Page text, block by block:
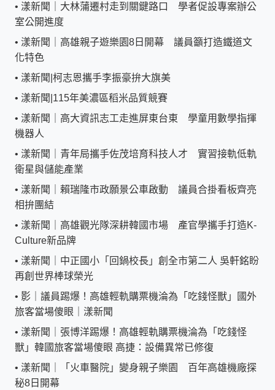
• 漾新聞｜大林蒲遷村走到關鍵路口 學者促設專案辦公
室公開進度
• 漾新聞｜高雄親子遊樂園8日開幕 議員籲打造鐵道文
化特色
• 漾新聞|柯志恩攜手李振豪拚大旗美
• 漾新聞|115年美濃區稻米品質競賽
• 漾新聞｜高大資訊志工走進屏東台東 學童用數學指揮
機器人
• 漾新聞｜青年局攜手佐茂培育科技人才 實習接軌低軌
衛星與儲能產業
• 漾新聞｜賴瑞隆市政願景公車啟動 議員合掛看板齊亮
相拚團結
• 漾新聞｜高雄觀光隊深耕韓國市場 產官學攜手打造K-
Culture新品牌
• 漾新聞｜中正國小「回鍋校長」創全市第二人 吳軒銘盼
再創世界棒球榮光
• 影｜議員踢爆！高雄輕軌購票機淪為「吃錢怪獸」國外
旅客當場傻眼｜漾新聞
• 漾新聞｜張博洋踢爆！高雄輕軌購票機淪為「吃錢怪
獸」韓國旅客當場傻眼 高捷：設備異常已修復
• 漾新聞｜「火車醫院」變身親子樂園 百年高雄機廠探
秘8日開幕